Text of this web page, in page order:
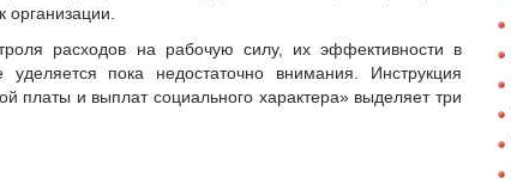
расходов на рабочую силу, их эффективности в
уделяется пока недостаточно внимания. Инструкция
платы и выплат социального характера» выделяет три